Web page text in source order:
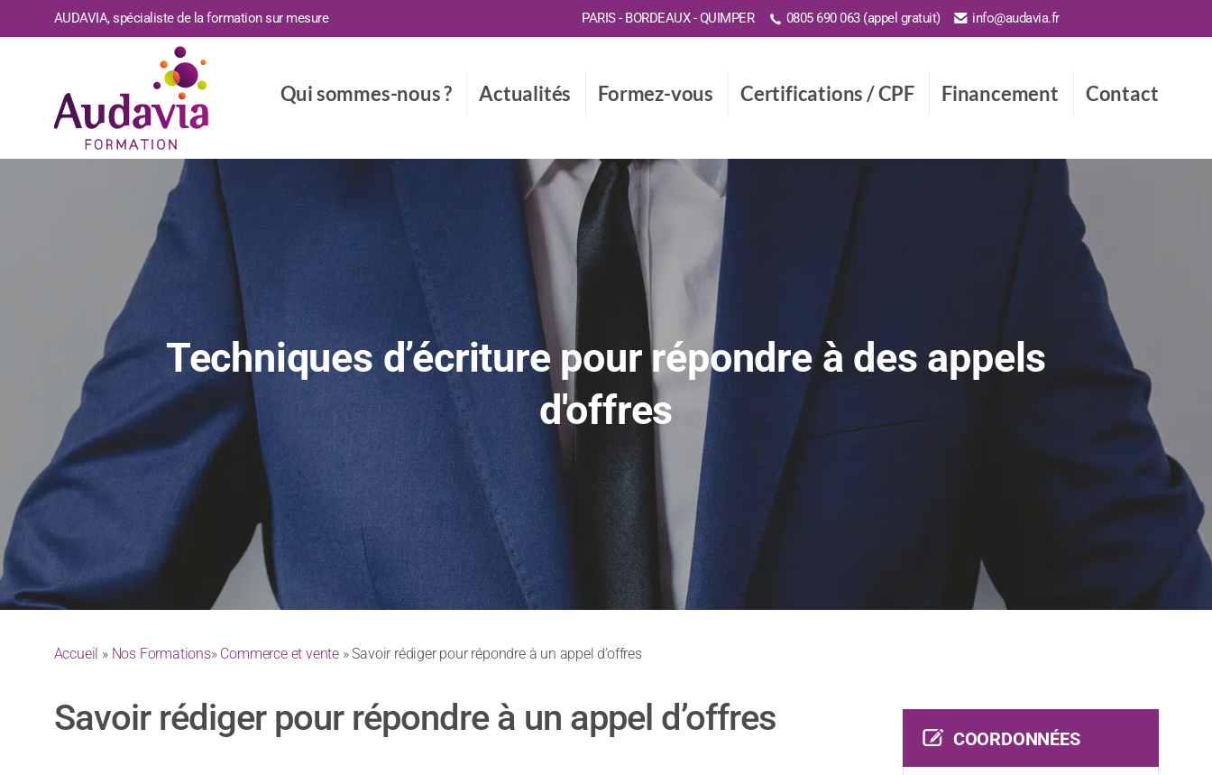
AUDAVIA, spécialiste de la formation sur mesure PARIS - BORDEAUX - QUIMPER 0805 690 063 (appel gratuit) info@audavia.fr
Qui sommes-nous ? Actualités Formez-vous Certifications / CPF Financement Contact
Techniques d’écriture pour répondre à des appels
d'offres
Accueil » Nos Formations» Commerce et vente» Savoir rédiger pour répondre à un appel d’offres
Savoir rédiger pour répondre à un appel d’offres COORDONNÉES